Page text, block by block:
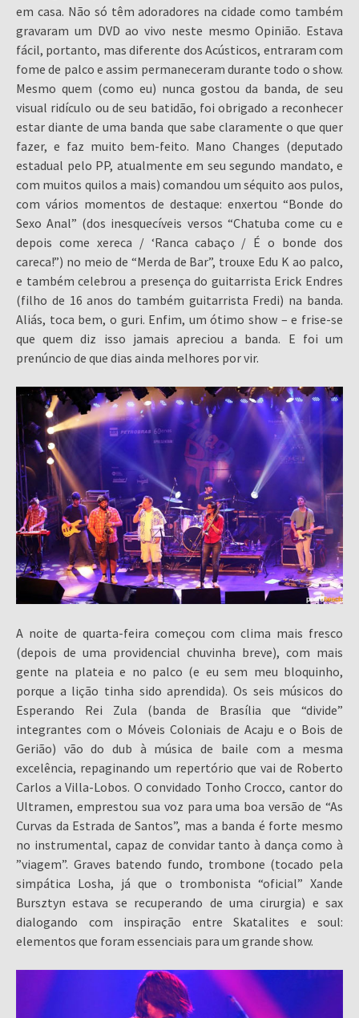
em casa. Não só têm adoradores na cidade como também
gravaram um DVD ao vivo neste mesmo Opinião. Estava
fácil, portanto, mas diferente dos Acústicos, entraram com
fome de palco e assim permaneceram durante todo o show.
Mesmo quem (como eu) nunca gostou da banda, de seu
visual ridículo ou de seu batidão, foi obrigado a reconhecer
estar diante de uma banda que sabe claramente o que quer
fazer, e faz muito bem-feito. Mano Changes (deputado
estadual pelo PP, atualmente em seu segundo mandato, e
com muitos quilos a mais) comandou um séquito aos pulos,
com vários momentos de destaque: enxertou “Bonde do
Sexo Anal” (dos inesquecíveis versos “Chatuba come cu e
depois come xereca / ‘Ranca cabaço / É o bonde dos
careca!”) no meio de “Merda de Bar”, trouxe Edu K ao palco,
e também celebrou a presença do guitarrista Erick Endres
(filho de 16 anos do também guitarrista Fredi) na banda.
Aliás, toca bem, o guri. Enfim, um ótimo show – e frise-se
que quem diz isso jamais apreciou a banda. E foi um
prenúncio de que dias ainda melhores por vir.
A noite de quarta-feira começou com clima mais fresco
(depois de uma providencial chuvinha breve), com mais
gente na plateia e no palco (e eu sem meu bloquinho,
porque a lição tinha sido aprendida). Os seis músicos do
Esperando Rei Zula (banda de Brasília que “divide”
integrantes com o Móveis Coloniais de Acaju e o Bois de
Gerião) vão do dub à música de baile com a mesma
excelência, repaginando um repertório que vai de Roberto
Carlos a Villa-Lobos. O convidado Tonho Crocco, cantor do
Ultramen, emprestou sua voz para uma boa versão de “As
Curvas da Estrada de Santos”, mas a banda é forte mesmo
no instrumental, capaz de convidar tanto à dança como à
”viagem”. Graves batendo fundo, trombone (tocado pela
simpática Losha, já que o trombonista “oficial” Xande
Bursztyn estava se recuperando de uma cirurgia) e sax
dialogando com inspiração entre Skatalites e soul:
elementos que foram essenciais para um grande show.